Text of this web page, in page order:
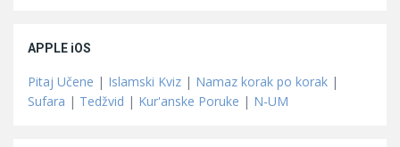
APPLE iOS
Pitaj Učene | Islamski Kviz | Namaz korak po korak |
Sufara | Tedžvid | Kur'anske Poruke | N-UM